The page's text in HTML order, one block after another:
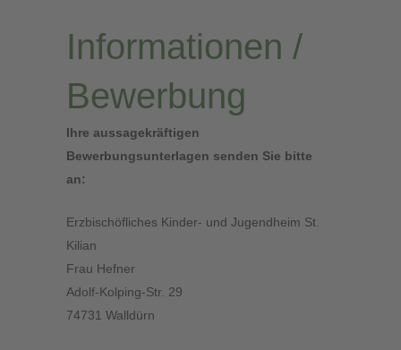
Informationen /
Bewerbung
Ihre aussagekräftigen
Bewerbungsunterlagen senden Sie bitte
an:
Erzbischöfliches Kinder- und Jugendheim St.
Kilian
Frau Hefner
Adolf-Kolping-Str. 29
74731 Walldürn